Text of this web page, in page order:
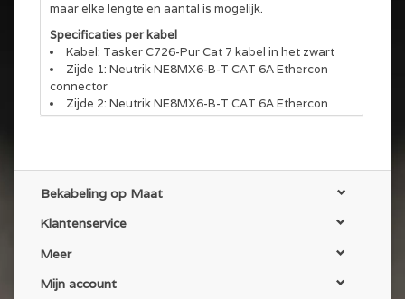
maar elke lengte en aantal is mogelijk.
Specificaties per kabel
Kabel: Tasker C726-Pur Cat 7 kabel in het zwart
Zijde 1: Neutrik NE8MX6-B-T CAT 6A Ethercon
connector
Zijde 2: Neutrik NE8MX6-B-T CAT 6A Ethercon
connector
Kabelbinder: Standaard voorzien van een
klittenband kabelbinder
ringen aan de connectoren
Deze kabel is ook leverbaar op Schill kabelhaspels.
Bekabeling op Maat
Klantenservice
Meer
Mijn account